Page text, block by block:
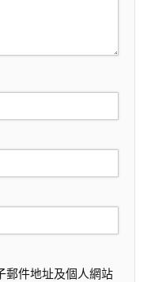
郵件地址及個人網站